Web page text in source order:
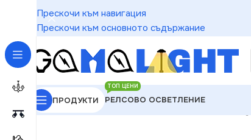
Прескочи към навигация
Прескочи към основното съдържание
ПРОДУКТИ РЕЛСОВО ОСВЕТЛЕНИЕ
ТОП ЦЕНИ
GAMALIGHT»